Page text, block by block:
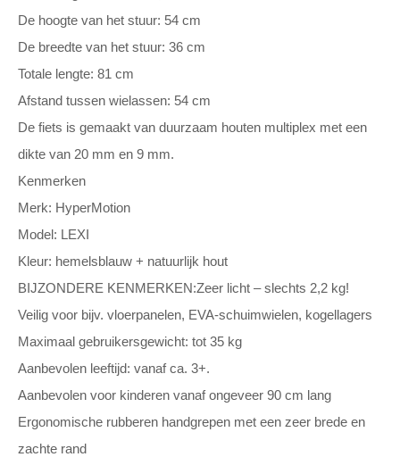
De hoogte van het stuur: 54 cm
De breedte van het stuur: 36 cm
Totale lengte: 81 cm
Afstand tussen wielassen: 54 cm
De fiets is gemaakt van duurzaam houten multiplex met een
dikte van 20 mm en 9 mm.
Kenmerken
Merk: HyperMotion
Model: LEXI
Kleur: hemelsblauw + natuurlijk hout
BIJZONDERE KENMERKEN:Zeer licht – slechts 2,2 kg!
Veilig voor bijv. vloerpanelen, EVA-schuimwielen, kogellagers
Maximaal gebruikersgewicht: tot 35 kg
Aanbevolen leeftijd: vanaf ca. 3+.
Aanbevolen voor kinderen vanaf ongeveer 90 cm lang
Ergonomische rubberen handgrepen met een zeer brede en
zachte rand